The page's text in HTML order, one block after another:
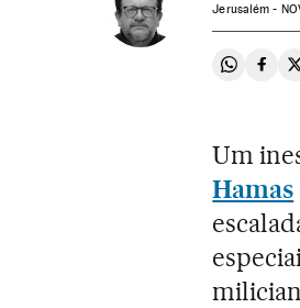
Jerusalém -
Um
Hamas